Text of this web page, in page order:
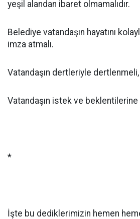
yeşil alandan ibaret olmamalıdır.
Belediye vatandaşın hayatını
imza atmalı.
Vatandaşın dertleriyle dertlenmeli,
Vatandaşın istek ve
*
İşte bu dediklerimizin hemen